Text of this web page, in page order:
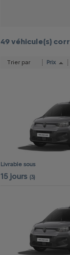
49 véhicule(s)
Trier par Prix
Livrable sous
15 jours (3)